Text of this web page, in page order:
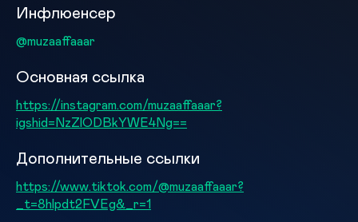
Инфлюенсер
@muzaaffaaar
Основная ссылка
https://instagram.com/muzaaffaaar?
igshid=NzZlODBkYWE4Ng==
Дополнительные ссылки
https://www.tiktok.com/@muzaaffaaar?
_t=8hlpdt2FVEg&_r=1